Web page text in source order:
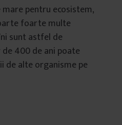
pentru ecosistem,
foarte multe
sunt astfel de
400 de ani poate
de alte organisme pe